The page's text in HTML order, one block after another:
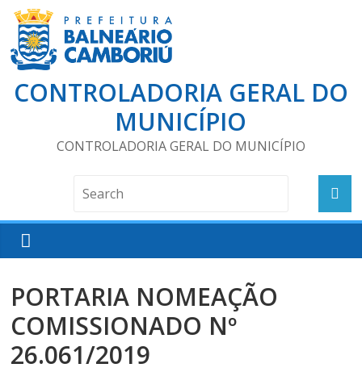
CONTROLADORIA GERAL DO
MUNICÍPIO
CONTROLADORIA GERAL DO MUNICÍPIO
PORTARIA NOMEAÇÃO
COMISSIONADO Nº
26.061/2019